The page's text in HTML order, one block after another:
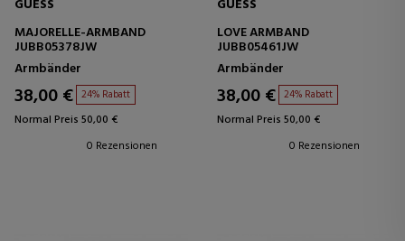
GUESS
MAJORELLE-ARMBAND
JUBB05378JW
Armbänder
38,00 € 24% Rabatt
Normal Preis 50,00 €
0 Rezensionen
GUESS
LOVE ARMBAND
JUBB05461JW
Armbänder
38,00 € 24% Rabatt
Normal Preis 50,00 €
0 Rezensionen